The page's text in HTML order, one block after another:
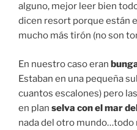
alguno, mejor leer bien
dicen resort porque están
mucho más tirón (no son
En nuestro caso eran
Estaban en una pequeña
cuantos escalones) pero
en plan selva con el mar
nada del otro mundo…todo